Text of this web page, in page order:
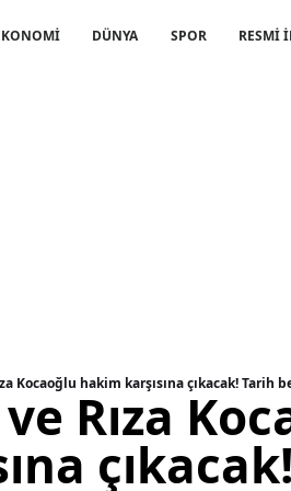
DÜNYA SPOR RESMİ
Kocaoğlu hakim karşısına çıkacak! Tarih
Rıza